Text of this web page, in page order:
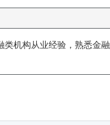
机构从业经验，熟悉金融